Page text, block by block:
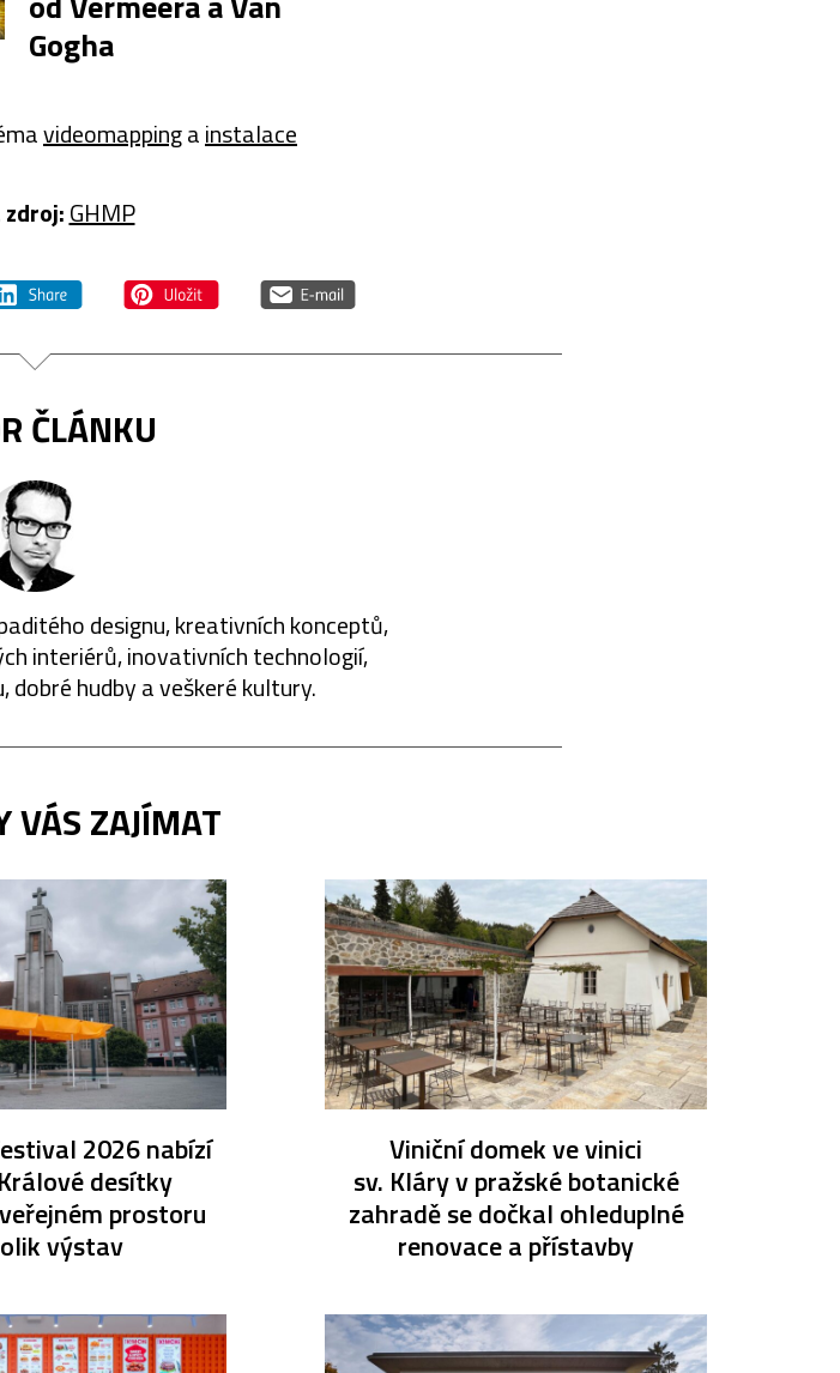
Gogha
videomappingainstalace
droj:GHMP
ČLÁNKU
designu, kreativních konceptů,
interiérů, inovativních technologií,
dobré hudby a veškeré kultury.
VÁS ZAJÍMAT
2026 nabízí
desítky
prostoru
výstav
Viniční domek ve vinici
sv. Kláry v pražské botanické
zahradě se dočkal ohleduplné
renovace a přístavby